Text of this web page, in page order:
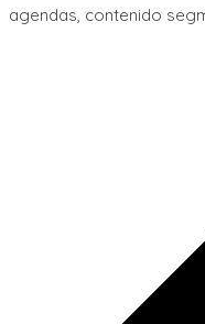
agendas, contenido